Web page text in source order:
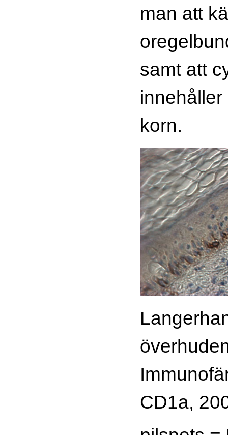
man att
samt att
korn.
CD1a,